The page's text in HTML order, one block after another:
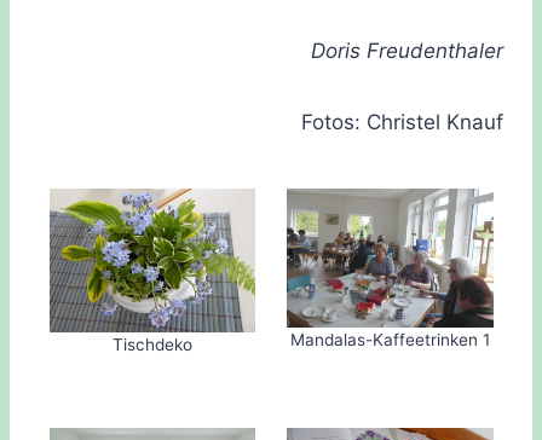
Doris Freudenthaler
Fotos: Christel Knauf
Tischdeko Mandalas-Kaffeetrinken 1